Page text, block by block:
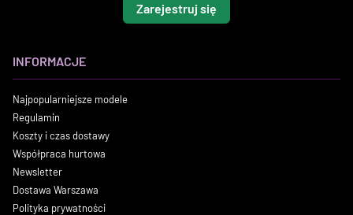
Zarejestruj się
INFORMACJE
Najpopularniejsze modele
Regulamin
Koszty i czas dostawy
Współpraca hurtowa
Newsletter
Dostawa Warszawa
Polityka prywatności